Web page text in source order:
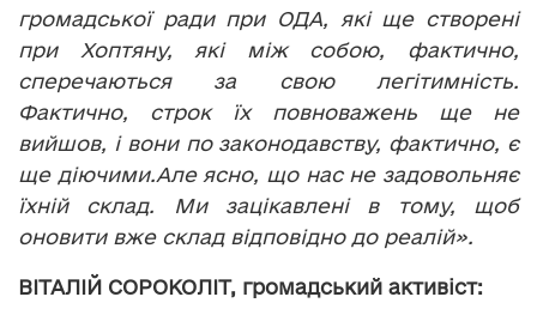
громадської ради при ОДА, які ще створені
при Хоптяну, які між собою, фактично,
сперечаються за свою легітимність.
Фактично, строк їх повноважень ще не
вийшов, і вони по законодавству, фактично, є
ще діючими.Але ясно, що нас не задовольняє
їхній склад. Ми зацікавлені в тому, щоб
оновити вже склад відповідно до реалій».
ВІТАЛІЙ СОРОКОЛІТ, громадський активіст: